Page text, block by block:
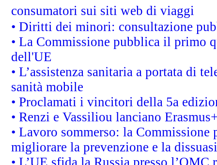
consumatori sui siti web di viaggi
• Diritti dei minori: consultazione
• La Commissione pubblica il primo
dell'UE
• L’assistenza sanitaria a portata di
sanità mobile
• Proclamati i vincitori della 5a
• Renzi e Vassiliou lanciano
• Lavoro sommerso: la
migliorare la prevenzione e la
• L’UE sfida la Russia presso